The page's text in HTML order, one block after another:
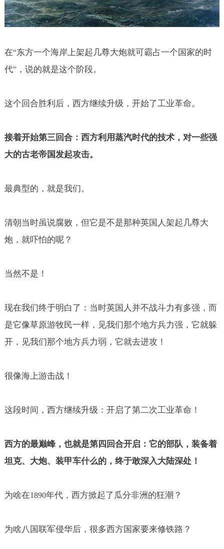
在“东方一个海岸上架起几尊大炮就可霸占一个国家的时
代”，说的就是这个阶段。
这个回合胜利后，西方继续升级，开始了工业革命。
接着开始第三回合：西方利用蒸汽时代的技术，对一些强
大的古老帝国发起攻击。
最典型的，就是我们。
清朝当时虽说腐败，但它是不是那种英国人架起几尊大
炮，就吓怕的呢？
当然不是！
现在我们终于明白了：当时英国人并不战斗力有多强，而
是它像草原游牧民一样，见我们那个地方兵力强，它就躲
开，见我们那个地方兵力弱，它就去进攻！
很像海上游击战！
这段时间，西方继续升级：开启了第二次工业革命！
西方的最巅峰，也就是第四回合开启：它的部队，装备着
坦克、大炮、装甲车什么的，终于敢深入大陆深处！
为啥在1890年代，西方掀起了瓜分非洲的狂潮？
为啥八国联军侵华后，很多西方国家要来修铁路？